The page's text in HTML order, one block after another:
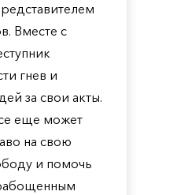
Вместе с
гнев и
за свои акты.
еще может
на свою
и помочь